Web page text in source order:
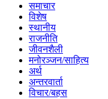
समाचार
विशेष
स्थानीय
राजनीति
जीवनशैली
मनोरञ्जन/साहित्य
अर्थ
अन्तरवार्ता
विचार/बहस